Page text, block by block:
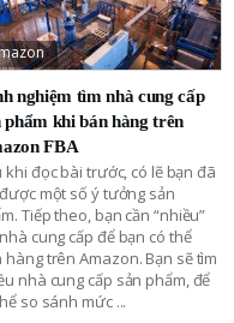
nghiệm tìm nhà cung cấp
phẩm khi bán hàng trên
FBA
khi đọc bài trước, có lẽ bạn đã
một số ý tưởng sản
Tiếp theo, bạn cần “nhiều”
cung cấp để bạn có thể
hàng trên Amazon. Bạn sẽ tìm
nhà cung cấp sản phẩm, để
so sánh mức ...